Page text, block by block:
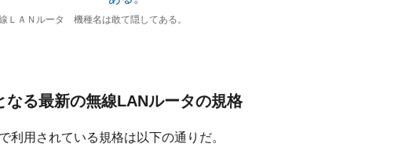
ＬＡＮルータ 機種名は敢て隠してある。
なる最新の無線LANルータの規格
利用されている規格は以下の通りだ。